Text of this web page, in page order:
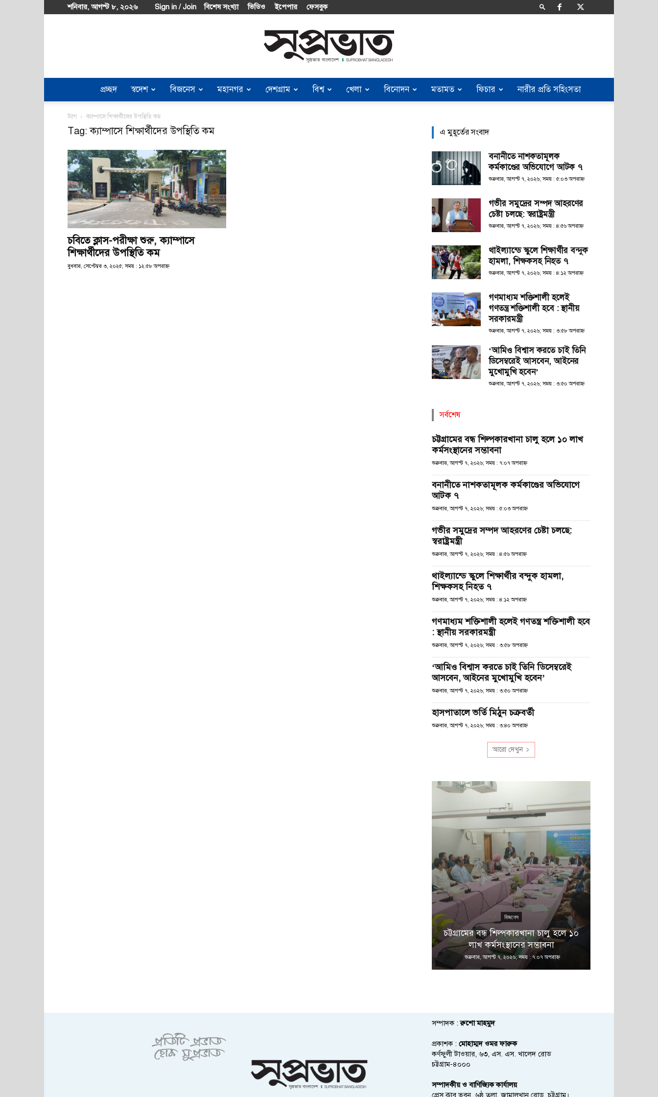
শনিবার, আগস্ট ৮, ২০২৬ Sign in / Join বিশেষ সংখ্যা ভিডিও ইপেপার ফেসবুক
Suprobhat
প্রচ্ছদ স্বদেশ বিজনেস মহানগর দেশগ্রাম বিশ্ব খেলা বিনোদন মতামত ফিচার নারীর প্রতি সহিংসতা
ট্যাগ ক্যাম্পাসে শিক্ষার্থীদের উপস্থিতি কম
Tag: ক্যাম্পাসে শিক্ষার্থীদের উপস্থিতি কম
চবিতে ক্লাস-পরীক্ষা শুরু, ক্যাম্পাসে
শিক্ষার্থীদের উপস্থিতি কম
বুধবার, সেপ্টেম্বর ৩, ২০২৫; সময় : ১২:৫৮ অপরাহ্ণ
এ মুহূর্তের সংবাদ
বনানীতে নাশকতামূলক
কর্মকাণ্ডের অভিযোগে আটক ৭
শুক্রবার, আগস্ট ৭, ২০২৬; সময় : ৫:০৩ অপরাহ্ণ
গভীর সমুদ্রের সম্পদ আহরণের
চেষ্টা চলছে: স্বরাষ্ট্রমন্ত্রী
শুক্রবার, আগস্ট ৭, ২০২৬; সময় : ৪:৫৬ অপরাহ্ণ
থাইল্যান্ডে স্কুলে শিক্ষার্থীর বন্দুক
হামলা, শিক্ষকসহ নিহত ৭
শুক্রবার, আগস্ট ৭, ২০২৬; সময় : ৪:১২ অপরাহ্ণ
গণমাধ্যম শক্তিশালী হলেই
গণতন্ত্র শক্তিশালী হবে : স্থানীয়
সরকারমন্ত্রী
শুক্রবার, আগস্ট ৭, ২০২৬; সময় : ৩:৫৮ অপরাহ্ণ
‘আমিও বিশ্বাস করতে চাই তিনি
ডিসেম্বরেই আসবেন, আইনের
মুখোমুখি হবেন’
শুক্রবার, আগস্ট ৭, ২০২৬; সময় : ৩:৫০ অপরাহ্ণ
সর্বশেষ
চট্টগ্রামের বন্ধ শিল্পকারখানা চালু হলে ১০ লাখ
কর্মসংস্থানের সম্ভাবনা
শুক্রবার, আগস্ট ৭, ২০২৬; সময় : ৭:০৭ অপরাহ্ণ
বনানীতে নাশকতামূলক কর্মকাণ্ডের অভিযোগে
আটক ৭
শুক্রবার, আগস্ট ৭, ২০২৬; সময় : ৫:০৩ অপরাহ্ণ
গভীর সমুদ্রের সম্পদ আহরণের চেষ্টা চলছে:
স্বরাষ্ট্রমন্ত্রী
শুক্রবার, আগস্ট ৭, ২০২৬; সময় : ৪:৫৬ অপরাহ্ণ
থাইল্যান্ডে স্কুলে শিক্ষার্থীর বন্দুক হামলা,
শিক্ষকসহ নিহত ৭
শুক্রবার, আগস্ট ৭, ২০২৬; সময় : ৪:১২ অপরাহ্ণ
গণমাধ্যম শক্তিশালী হলেই গণতন্ত্র শক্তিশালী হবে
: স্থানীয় সরকারমন্ত্রী
শুক্রবার, আগস্ট ৭, ২০২৬; সময় : ৩:৫৮ অপরাহ্ণ
‘আমিও বিশ্বাস করতে চাই তিনি ডিসেম্বরেই
আসবেন, আইনের মুখোমুখি হবেন’
শুক্রবার, আগস্ট ৭, ২০২৬; সময় : ৩:৫০ অপরাহ্ণ
হাসপাতালে ভর্তি মিঠুন চক্রবর্তী
শুক্রবার, আগস্ট ৭, ২০২৬; সময় : ৩:৪০ অপরাহ্ণ
আরো দেখুন
বিজনেস
চট্টগ্রামের বন্ধ শিল্পকারখানা চালু হলে ১০
লাখ কর্মসংস্থানের সম্ভাবনা
শুক্রবার, আগস্ট ৭, ২০২৬; সময় : ৭:০৭ অপরাহ্ণ
সম্পাদক :রুশো মাহমুদ
প্রকাশক : মোহাম্মদ ওমর ফারুক
কর্ণফুলী টাওয়ার, ৬৩, এস. এস. খালেদ রোড
চট্টগ্রাম-৪০০০
সম্পাদকীয় ও বাণিজ্যিক কার্যালয়
প্রেস ক্লাব ভবন, ৬ষ্ঠ তলা, জামালখান রোড, চট্টগ্রাম।